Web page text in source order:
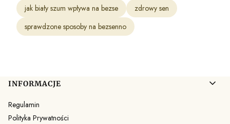
jak biały szum wpływa na bezse
zdrowy sen
sprawdzone sposoby na bezsenno
Linki w stopce
INFORMACJE
Regulamin
Polityka Prywatności